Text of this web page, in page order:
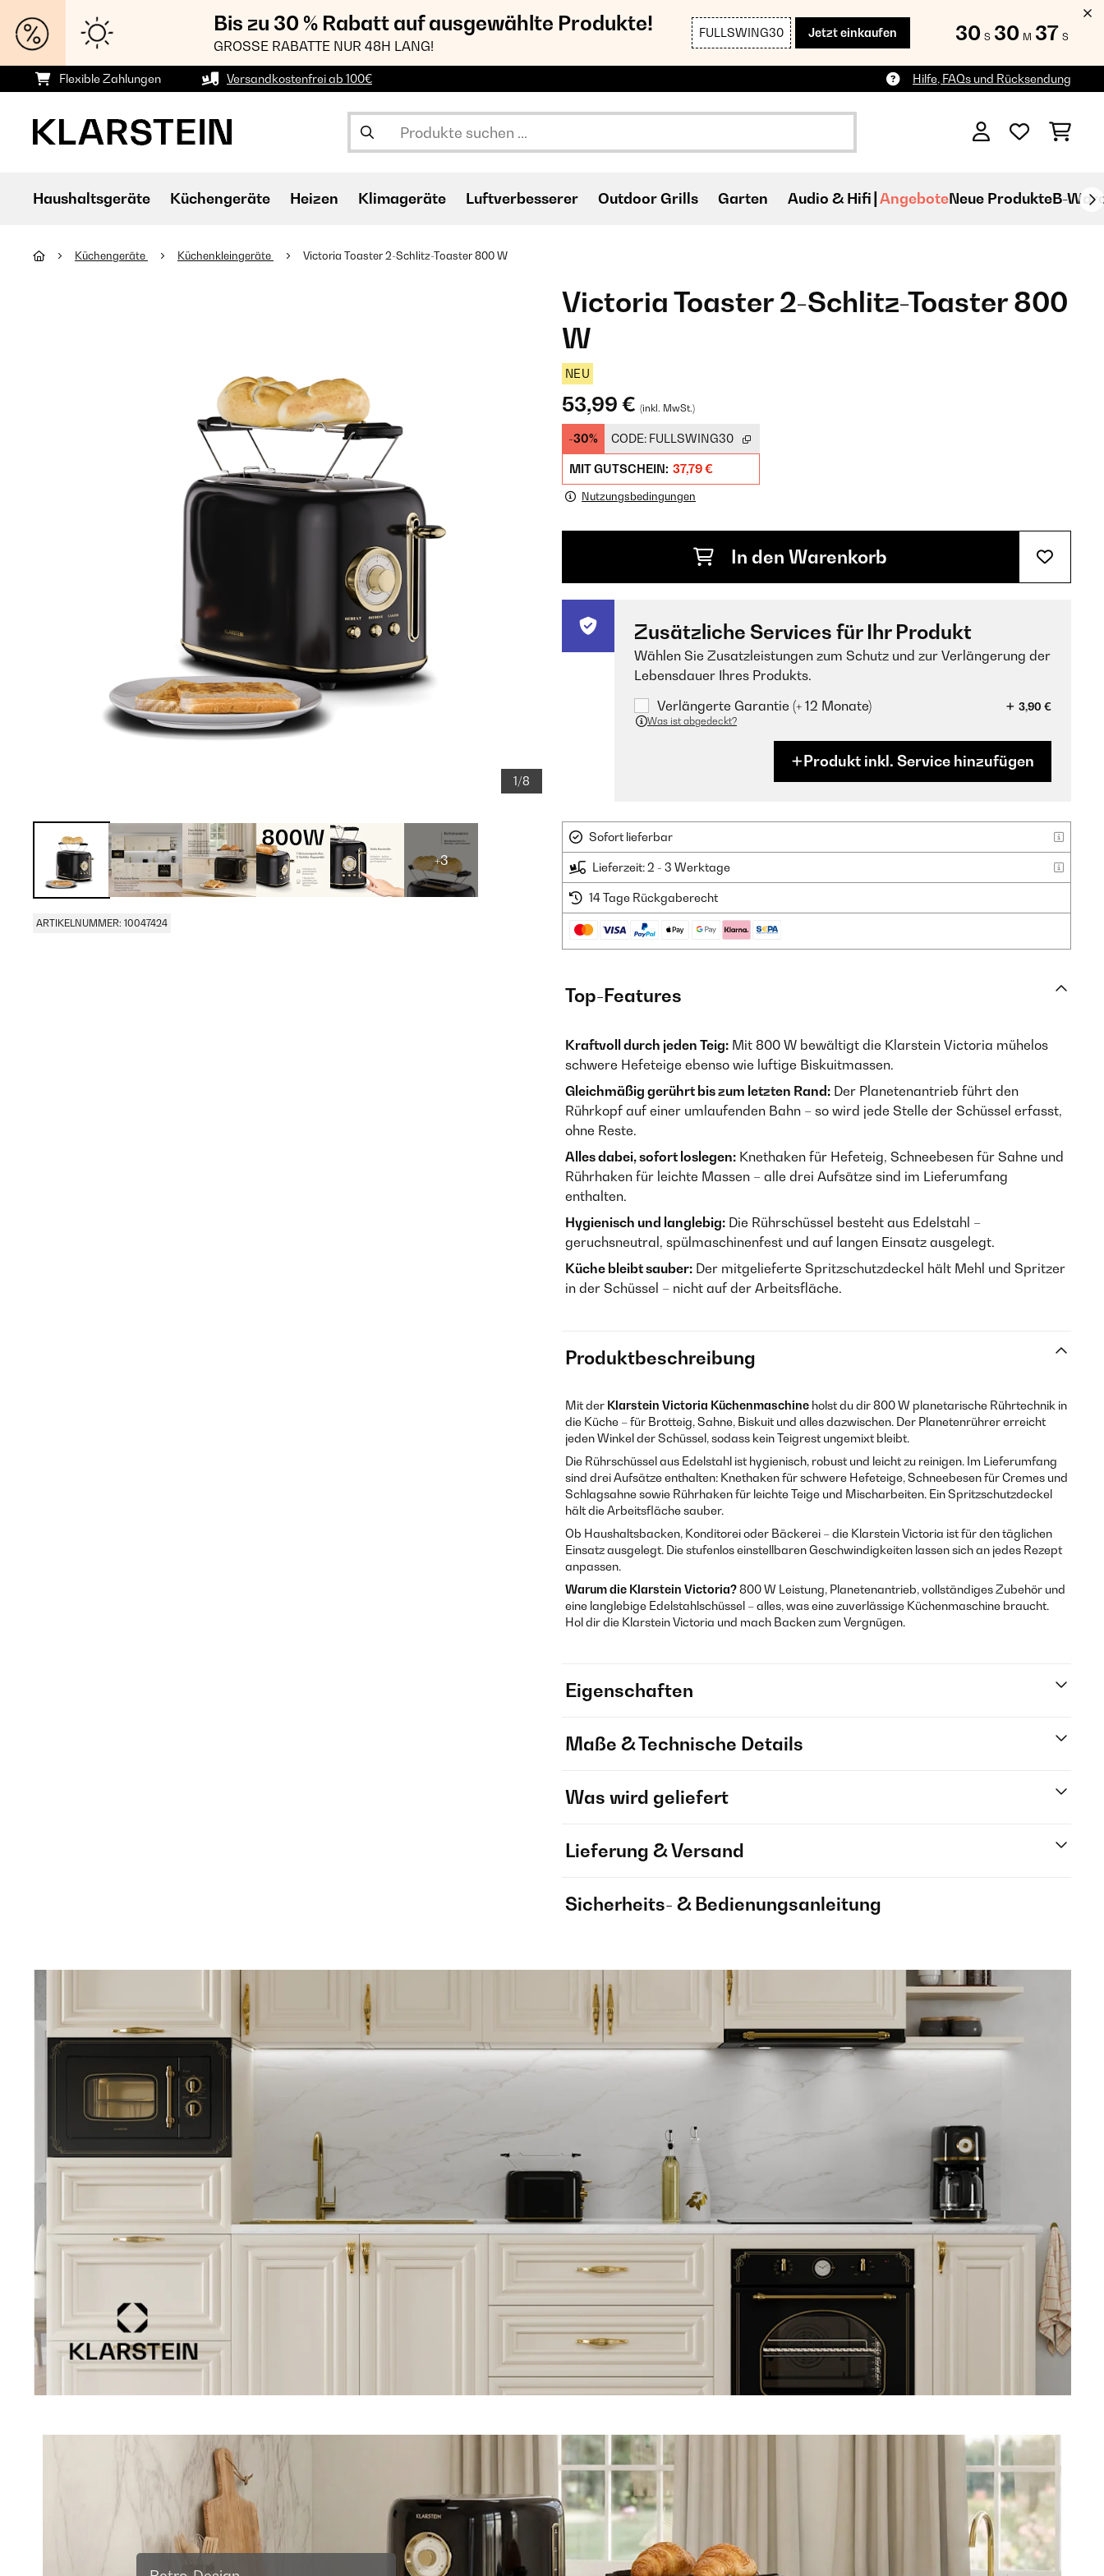
Bis zu 30 % Rabatt auf ausgewählte Produkte!
GROSSE RABATTE NUR 48H LANG!
FULLSWING30 Jetzt einkaufen 30 S 30 M 35 S
Flexible Zahlungen Versandkostenfrei ab 100€ Hilfe, FAQs und Rücksendung
Haushaltsgeräte Küchengeräte Heizen Klimageräte Luftverbesserer Outdoor Grills Garten Audio & Hifi AngeboteNeue ProdukteB-
Küchengeräte Küchenkleingeräte Victoria Toaster 2-Schlitz-Toaster 800 W
1/8
+3
ARTIKELNUMMER: 10047424
Victoria Toaster 2-Schlitz-Toaster 800
W
NEU
53,99 € (inkl. MwSt.)
-30% CODE: FULLSWING30
MIT GUTSCHEIN: 37,79 €
Nutzungsbedingungen
In den Warenkorb
Zusätzliche Services für Ihr Produkt
Wählen Sie Zusatzleistungen zum Schutz und zur Verlängerung der
Lebensdauer Ihres Produkts.
Verlängerte Garantie (+ 12 Monate)
3,90 €
Was ist abgedeckt?
Produkt inkl. Service hinzufügen
Sofort lieferbar
Lieferzeit: 2 - 3 Werktage
14 Tage Rückgaberecht
Top-Features
Kraftvoll durch jeden Teig: Mit 800 W bewältigt die Klarstein Victoria mühelos
schwere Hefeteige ebenso wie luftige Biskuitmassen.
Gleichmäßig gerührt bis zum letzten Rand: Der Planetenantrieb führt den
Rührkopf auf einer umlaufenden Bahn – so wird jede Stelle der Schüssel erfasst,
ohne Reste.
Alles dabei, sofort loslegen: Knethaken für Hefeteig, Schneebesen für Sahne und
Rührhaken für leichte Massen – alle drei Aufsätze sind im Lieferumfang
enthalten.
Hygienisch und langlebig: Die Rührschüssel besteht aus Edelstahl –
geruchsneutral, spülmaschinenfest und auf langen Einsatz ausgelegt.
Küche bleibt sauber: Der mitgelieferte Spritzschutzdeckel hält Mehl und Spritzer
in der Schüssel – nicht auf der Arbeitsfläche.
Produktbeschreibung
Mit der Klarstein Victoria Küchenmaschine holst du dir 800 W planetarische Rührtechnik in
die Küche – für Brotteig, Sahne, Biskuit und alles dazwischen. Der Planetenrührer erreicht
jeden Winkel der Schüssel, sodass kein Teigrest ungemixt bleibt.
Die Rührschüssel aus Edelstahl ist hygienisch, robust und leicht zu reinigen. Im Lieferumfang
sind drei Aufsätze enthalten: Knethaken für schwere Hefeteige, Schneebesen für Cremes und
Schlagsahne sowie Rührhaken für leichte Teige und Mischarbeiten. Ein Spritzschutzdeckel
hält die Arbeitsfläche sauber.
Ob Haushaltsbacken, Konditorei oder Bäckerei – die Klarstein Victoria ist für den täglichen
Einsatz ausgelegt. Die stufenlos einstellbaren Geschwindigkeiten lassen sich an jedes Rezept
anpassen.
Warum die Klarstein Victoria?800 W Leistung, Planetenantrieb, vollständiges Zubehör und
eine langlebige Edelstahlschüssel – alles, was eine zuverlässige Küchenmaschine braucht.
Hol dir die Klarstein Victoria und mach Backen zum Vergnügen.
Eigenschaften
Maße & Technische Details
Was wird geliefert
Lieferung & Versand
Sicherheits- & Bedienungsanleitung